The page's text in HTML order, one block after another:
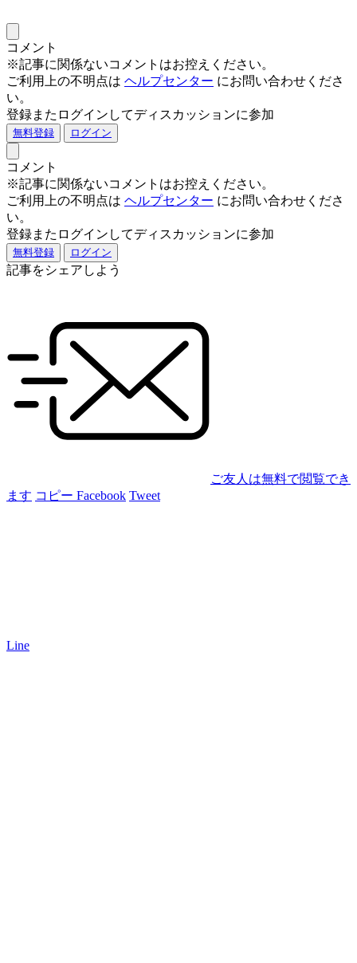
コメント
※記事に関係ないコメントはお控えください。
ご利用上の不明点は ヘルプセンター にお問い合わせくださ
い。
登録またログインしてディスカッションに参加
無料登録 ログイン
コメント
※記事に関係ないコメントはお控えください。
ご利用上の不明点は ヘルプセンター にお問い合わせくださ
い。
登録またログインしてディスカッションに参加
無料登録 ログイン
記事をシェアしよう
ご友人は無料で閲覧でき
ます コピー Facebook Tweet
Line